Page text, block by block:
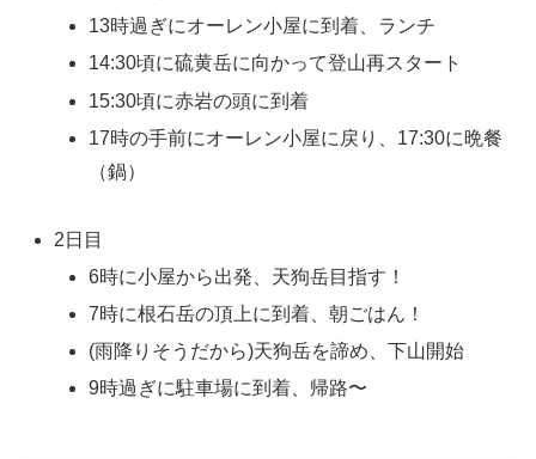
13時過ぎにオーレン小屋に到着、ランチ
14:30頃に硫黄岳に向かって登山再スタート
15:30頃に赤岩の頭に到着
17時の手前にオーレン小屋に戻り、17:30に晩餐
（鍋）
2日目
6時に小屋から出発、天狗岳目指す！
7時に根石岳の頂上に到着、朝ごはん！
(雨降りそうだから)天狗岳を諦め、下山開始
9時過ぎに駐車場に到着、帰路〜